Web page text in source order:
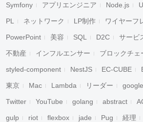
Symfony アプリエンジニア Node.js
PL ネットワーク LP制作 ワイヤーフ
PowerPoint 美容 SQL D2C サービ
不動産 インフルエンサー ブロックチェ
styled-component NestJS EC-CUBE
東京 Mac Lambda リーダー google
Twitter YouTube golang abstract
gulp riot flexbox jade Pug 経理